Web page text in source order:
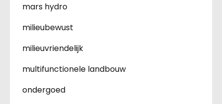
mars hydro
milieubewust
milieuvriendelijk
multifunctionele landbouw
ondergoed